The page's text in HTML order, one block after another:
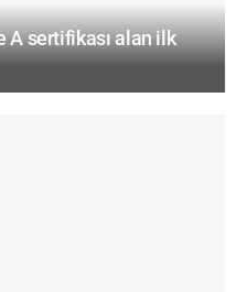
A sertifikası alan ilk